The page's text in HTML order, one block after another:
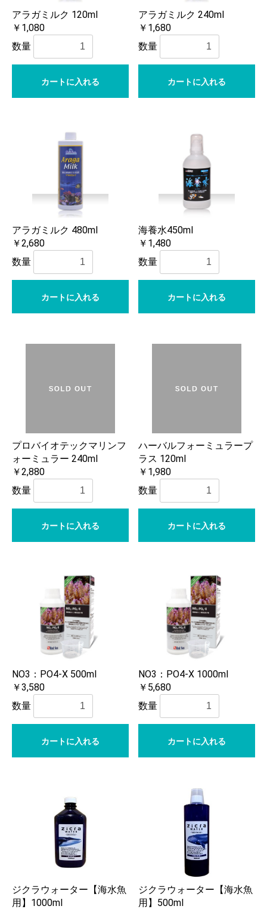
アラガミルク 120ml
￥1,080
数量
カートに入れる
アラガミルク 240ml
￥1,680
数量
カートに入れる
アラガミルク 480ml
￥2,680
数量
カートに入れる
海養水450ml
￥1,480
数量
カートに入れる
プロバイオテックマリンフ
ォーミュラー 240ml
￥2,880
数量
カートに入れる
ハーバルフォーミュラープ
ラス 120ml
￥1,980
数量
カートに入れる
NO3：PO4-X 500ml
￥3,580
数量
カートに入れる
NO3：PO4-X 1000ml
￥5,680
数量
カートに入れる
ジクラウォーター【海水魚
用】1000ml
ジクラウォーター【海水魚
用】500ml